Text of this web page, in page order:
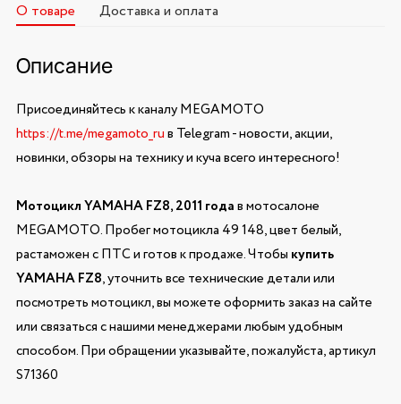
О товаре Доставка и оплата
Описание
Присоединяйтесь к каналу MEGAMOTO
https://t.me/megamoto_ruв Telegram - новости, акции,
новинки, обзоры на технику и куча всего интересного!
Мотоцикл YAMAHA FZ8, 2011 годав мотосалоне
MEGAMOTO. Пробег мотоцикла 49 148, цвет белый,
растаможен с ПТС и готов к продаже. Чтобы купить
YAMAHA FZ8, уточнить все технические детали или
посмотреть мотоцикл, вы можете оформить заказ на сайте
или связаться с нашими менеджерами любым удобным
способом. При обращении указывайте, пожалуйста, артикул
S71360